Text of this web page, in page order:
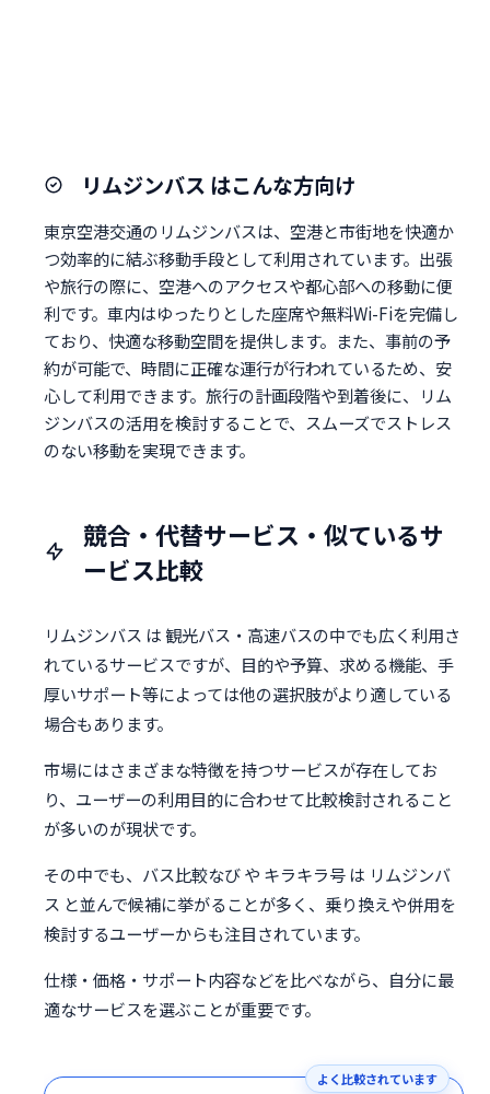
リムジンバス はこんな方向け
東京空港交通のリムジンバスは、空港と市街地を快適か
つ効率的に結ぶ移動手段として利用されています。出張
や旅行の際に、空港へのアクセスや都心部への移動に便
利です。車内はゆったりとした座席や無料Wi-Fiを完備し
ており、快適な移動空間を提供します。また、事前の予
約が可能で、時間に正確な運行が行われているため、安
心して利用できます。旅行の計画段階や到着後に、リム
ジンバスの活用を検討することで、スムーズでストレス
のない移動を実現できます。
競合・代替サービス・似ているサ
ービス比較
リムジンバス は 観光バス・高速バスの中でも広く利用さ
れているサービスですが、目的や予算、求める機能、手
厚いサポート等によっては他の選択肢がより適している
場合もあります。
市場にはさまざまな特徴を持つサービスが存在してお
り、ユーザーの利用目的に合わせて比較検討されること
が多いのが現状です。
その中でも、バス比較なび や キラキラ号 は リムジンバ
ス と並んで候補に挙がることが多く、乗り換えや併用を
検討するユーザーからも注目されています。
仕様・価格・サポート内容などを比べながら、自分に最
適なサービスを選ぶことが重要です。
よく比較されています